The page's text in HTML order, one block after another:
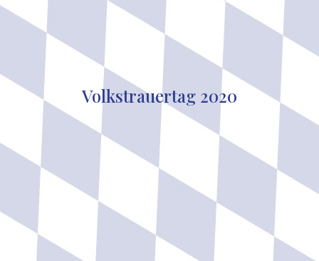
Volkstrauertag 2020